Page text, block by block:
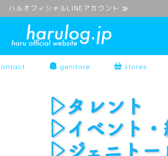
ハルオフィシャルLINEアカウント
genitore stores